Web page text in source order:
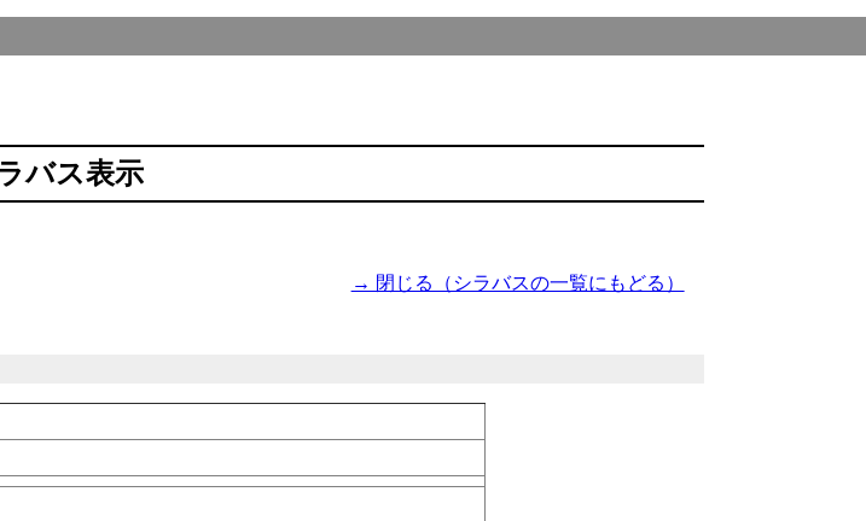
バス表示
→ 閉じる（シラバスの一覧にもどる）